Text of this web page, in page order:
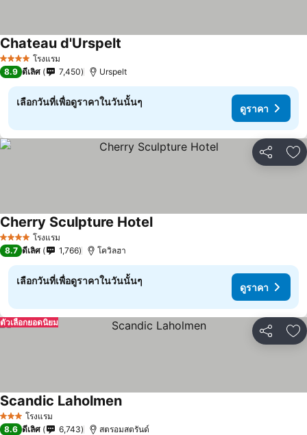
4 ดาว โรงแรม
Chateau d'Urspelt
8.9 ดีเลิศ 7,450 Urspelt
เลือกวันที่เพื่อดูราคาในวันนั้นๆ
ดูราคา
แชร์ เ
4 ดาว โรงแรม
Cherry Sculpture Hotel
8.7 ดีเลิศ 1,766 โควิลฮา
เลือกวันที่เพื่อดูราคาในวันนั้นๆ
ดูราคา
แชร์ เ
ตัวเลือกยอดนิยม
3 ดาว โรงแรม
Scandic Laholmen
8.6 ดีเลิศ 6,743 สตรอมสตรันด์